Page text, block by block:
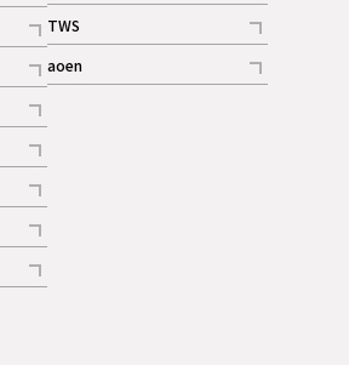
記事
TWS
記事
aoen
記事